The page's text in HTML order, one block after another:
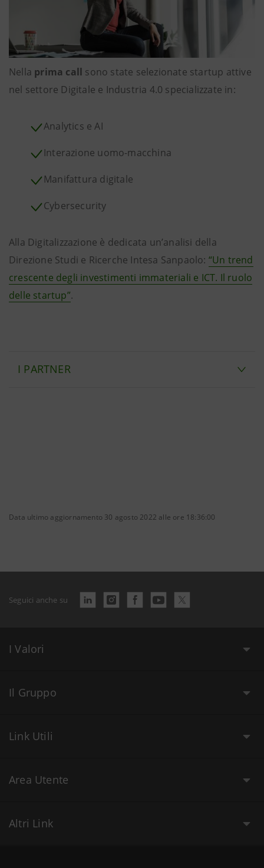
Nella prima call sono state selezionate startup attive
nel settore Digitale e Industria 4.0 specializzate in:
Analytics e AI
Interazione uomo-macchina
Manifattura digitale
Cybersecurity
Alla Digitalizzazione è dedicata un’analisi della
Direzione Studi e Ricerche Intesa Sanpaolo: “Un trend
crescente degli investimenti immateriali e ICT. Il ruolo
delle startup”.
I PARTNER
Data ultimo aggiornamento 30 agosto 2022 alle ore 18:36:00
Seguici anche su
I Valori
Il Gruppo
Link Utili
Area Utente
Altri Link